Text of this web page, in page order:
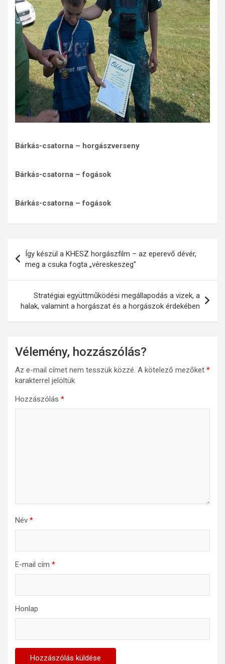
Bárkás-csatorna – horgászverseny
Bárkás-csatorna – fogások
Bárkás-csatorna – fogások
Bejegyzés
navigáció
Így készül a KHESZ horgászfilm – az eperevő dévér,
meg a csuka fogta „véreskeszeg”
Stratégiai együttműködési megállapodás a vizek, a
halak, valamint a horgászat és a horgászok érdekében
Vélemény, hozzászólás?
Az e-mail címet nem tesszük közzé. A kötelező mezőket *
karakterrel jelöltük
Hozzászólás *
Név *
E-mail cím *
Honlap